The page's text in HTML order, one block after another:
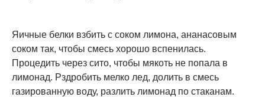
Яичные белки взбить с соком лимона, ананасовым
соком так, чтобы смесь хорошо вспенилась.
Процедить через сито, чтобы мякоть не попала в
лимонад. Рздробить мелко лед, долить в смесь
газированную воду, разлить лимонад по стаканам.